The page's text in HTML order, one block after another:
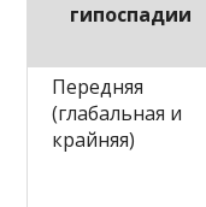
гипоспадии
Передняя
(глабальная и
крайняя)